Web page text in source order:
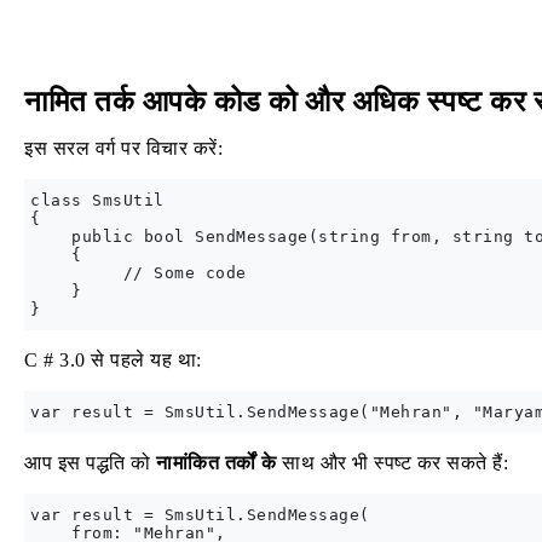
नामित तर्क आपके कोड को और अधिक स्पष्ट
इस सरल वर्ग पर विचार करें:
class SmsUtil
{
public bool SendMessage(string from, string
    {
         // Some code
    }
C # 3.0 से पहले यह था:
आप इस पद्धति कोनामांकित तर्कों केसाथ और भी स्पष्ट कर सकते हैं:
var result = SmsUtil.SendMessage(
    from: "Mehran",